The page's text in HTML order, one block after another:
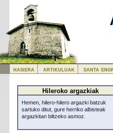
Hileroko argazkiak
Hemen, hilero-hilero argazki batzuk
sartuko ditut, gure herriko albisteak
argazkitan biltzeko asmoz.
hasiera artikuluak santa